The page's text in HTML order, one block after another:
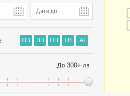
OB BB HB FB AI
До 300+ лв